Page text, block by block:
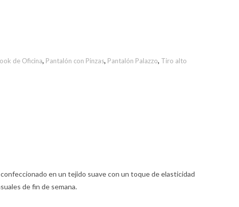
de Oficina, Pantalón con Pinzas, Pantalón Palazzo, Tiro alto
en un tejido suave con un toque de elasticidad
de fin de semana.